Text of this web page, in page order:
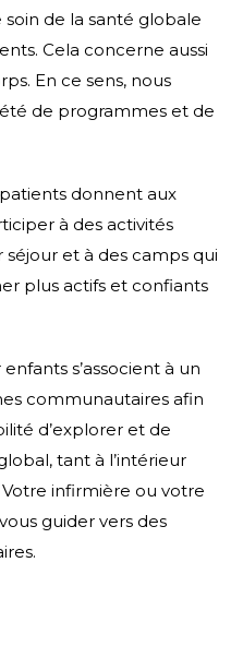
de la santé globale
Cela concerne aussi
En ce sens, nous
de programmes et de
donnent aux
à des activités
et à des camps qui
plus actifs et confiants
s’associent à un
communautaires afin
d’explorer et de
tant à l’intérieur
Votre infirmière ou votre
guider vers des